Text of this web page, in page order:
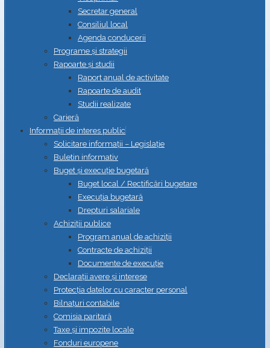
Secretar general
Consiliul local
Agenda conducerii
Programe și strategii
Rapoarte și studii
Raport anual de activitate
Rapoarte de audit
Studii realizate
Carieră
Informații de interes public
Solicitare informații – Legislație
Buletin informativ
Buget și execuție bugetară
Buget local / Rectificări bugetare
Execuția bugetară
Drepturi salariale
Achiziții publice
Program anual de achiziții
Contracte de achiziții
Documente de execuție
Declarații avere și interese
Protecția datelor cu caracter personal
Bilnațuri contabile
Comisia paritară
Taxe și impozite locale
Fonduri europene